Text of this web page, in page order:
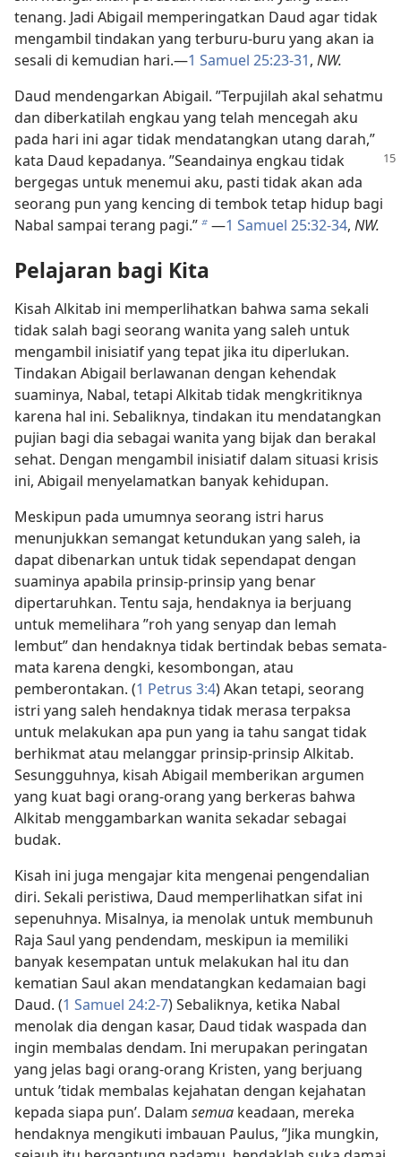
tenang. Jadi Abigail memperingatkan Daud agar tidak
mengambil tindakan yang terburu-buru yang akan ia
sesali di kemudian hari.​—1 Samuel 25:23-31, NW.
Daud mendengarkan Abigail. ”Terpujilah akal sehatmu
dan diberkatilah engkau yang telah mencegah aku
pada hari ini agar tidak mendatangkan utang darah,”
kata Daud kepadanya. ”Seandainya engkau tidak
bergegas untuk menemui aku, pasti tidak akan ada
seorang pun yang kencing di tembok tetap hidup bagi
Nabal sampai terang pagi.”b​—1 Samuel 25:32-34, NW.
Pelajaran bagi Kita
Kisah Alkitab ini memperlihatkan bahwa sama sekali
tidak salah bagi seorang wanita yang saleh untuk
mengambil inisiatif yang tepat jika itu diperlukan.
Tindakan Abigail berlawanan dengan kehendak
suaminya, Nabal, tetapi Alkitab tidak mengkritiknya
karena hal ini. Sebaliknya, tindakan itu mendatangkan
pujian bagi dia sebagai wanita yang bijak dan berakal
sehat. Dengan mengambil inisiatif dalam situasi krisis
ini, Abigail menyelamatkan banyak kehidupan.
Meskipun pada umumnya seorang istri harus
menunjukkan semangat ketundukan yang saleh, ia
dapat dibenarkan untuk tidak sependapat dengan
suaminya apabila prinsip-prinsip yang benar
dipertaruhkan. Tentu saja, hendaknya ia berjuang
untuk memelihara ”roh yang senyap dan lemah
lembut” dan hendaknya tidak bertindak bebas semata-
mata karena dengki, kesombongan, atau
pemberontakan. (1 Petrus 3:4) Akan tetapi, seorang
istri yang saleh hendaknya tidak merasa terpaksa
untuk melakukan apa pun yang ia tahu sangat tidak
berhikmat atau melanggar prinsip-prinsip Alkitab.
Sesungguhnya, kisah Abigail memberikan argumen
yang kuat bagi orang-orang yang berkeras bahwa
Alkitab menggambarkan wanita sekadar sebagai
budak.
Kisah ini juga mengajar kita mengenai pengendalian
diri. Sekali peristiwa, Daud memperlihatkan sifat ini
sepenuhnya. Misalnya, ia menolak untuk membunuh
Raja Saul yang pendendam, meskipun ia memiliki
banyak kesempatan untuk melakukan hal itu dan
kematian Saul akan mendatangkan kedamaian bagi
Daud. (1 Samuel 24:​2-7) Sebaliknya, ketika Nabal
menolak dia dengan kasar, Daud tidak waspada dan
ingin membalas dendam. Ini merupakan peringatan
yang jelas bagi orang-orang Kristen, yang berjuang
untuk ’tidak membalas kejahatan dengan kejahatan
kepada siapa pun’. Dalam semua keadaan, mereka
hendaknya mengikuti imbauan Paulus, ”Jika mungkin,